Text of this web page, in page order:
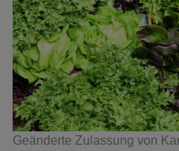
Geänderte Zulassung von